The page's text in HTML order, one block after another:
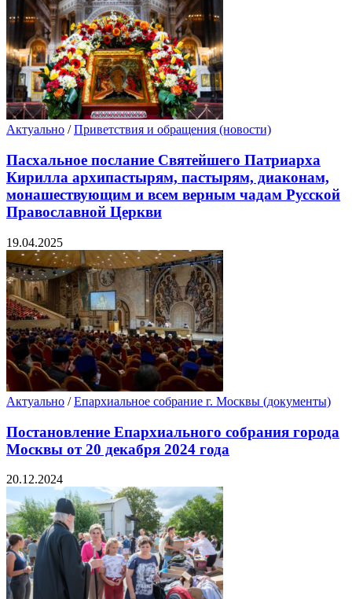
Актуально /Приветствия и обращения (новости)
Пасхальное послание Святейшего Патриарха
Кирилла архипастырям, пастырям, диаконам,
монашествующим и всем верным чадам Русской
Православной Церкви
19.04.2025
Актуально /Епархиальное собрание г. Москвы (документы)
Постановление Епархиального собрания города
Москвы от 20 декабря 2024 года
20.12.2024